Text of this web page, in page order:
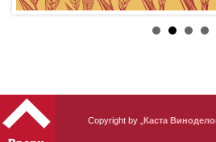
Copyright by „ Каста